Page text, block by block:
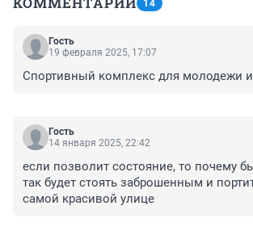
14
Гость
19 февраля 2025, 17:07
Спортивный комплекс для молодежи и
Гость
14 января 2025, 22:42
если позволит состояние, то почему
так будет стоять заброшенным и
самой красивой улице